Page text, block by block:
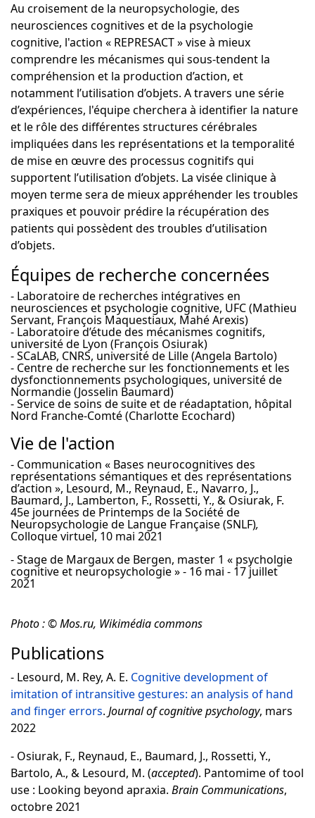
Au croisement de la neuropsychologie, des
neurosciences cognitives et de la psychologie
cognitive, l'action « REPRESACT » vise à mieux
comprendre les mécanismes qui sous-tendent la
compréhension et la production d’action, et
notamment l’utilisation d’objets. A travers une série
d’expériences, l'équipe cherchera à identifier la nature
et le rôle des différentes structures cérébrales
impliquées dans les représentations et la temporalité
de mise en œuvre des processus cognitifs qui
supportent l’utilisation d’objets. La visée clinique à
moyen terme sera de mieux appréhender les troubles
praxiques et pouvoir prédire la récupération des
patients qui possèdent des troubles d’utilisation
d’objets.
Équipes de recherche concernées
- Laboratoire de recherches intégratives en
neurosciences et psychologie cognitive, UFC (Mathieu
Servant, François Maquestiaux, Mahé Arexis)
- Laboratoire d’étude des mécanismes cognitifs,
université de Lyon (François Osiurak)
- SCaLAB, CNRS, université de Lille (Angela Bartolo)
- Centre de recherche sur les fonctionnements et les
dysfonctionnements psychologiques, université de
Normandie (Josselin Baumard)
- Service de soins de suite et de réadaptation, hôpital
Nord Franche-Comté (Charlotte Ecochard)
Vie de l'action
- Communication « Bases neurocognitives des
représentations sémantiques et des représentations
d’action », Lesourd, M., Reynaud, E., Navarro, J.,
Baumard, J., Lamberton, F., Rossetti, Y., & Osiurak, F.
45e journées de Printemps de la Société de
Neuropsychologie de Langue Française (SNLF),
Colloque virtuel, 10 mai 2021
- Stage de Margaux de Bergen, master 1 « psycholgie
cognitive et neuropsychologie » - 16 mai - 17 juillet
2021
Photo :©Mos.ru, Wikimédia commons
Publications
- Lesourd, M. Rey, A. E. Cognitive development of
imitation of intransitive gestures: an analysis of hand
and finger errors. Journal of cognitive psychology, mars
2022
- Osiurak, F., Reynaud, E., Baumard, J., Rossetti, Y.,
Bartolo, A., & Lesourd, M. (accepted). Pantomime of tool
use : Looking beyond apraxia. Brain Communications,
octobre 2021